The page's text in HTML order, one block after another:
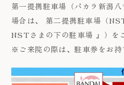
第一提携駐車場（パカラ新潟
場合は、 第二提携駐車場（
NSTさまの下の駐車場 』）を